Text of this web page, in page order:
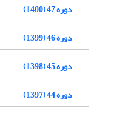
دوره 47 (1400)
دوره 46 (1399)
دوره 45 (1398)
دوره 44 (1397)